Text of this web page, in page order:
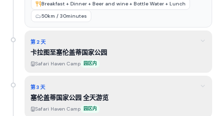
Breakfast + Dinner + Beer and wine + Bottle Water + Lunch
50km / 30minutes
第 2 天
卡拉图至塞伦盖蒂国家公园
Safari Haven Camp 园区内
第 3 天
塞伦盖蒂国家公园 全天游览
Safari Haven Camp 园区内